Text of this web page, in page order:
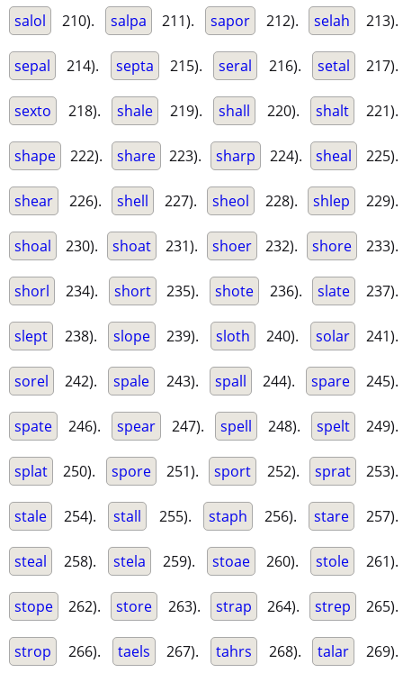
salol 210). salpa 211). sapor 212). selah 213).
sepal 214). septa 215). seral 216). setal 217).
sexto 218). shale 219). shall 220). shalt 221).
shape 222). share 223). sharp 224). sheal 225).
shear 226). shell 227). sheol 228). shlep 229).
shoal 230). shoat 231). shoer 232). shore 233).
shorl 234). short 235). shote 236). slate 237).
slept 238). slope 239). sloth 240). solar 241).
sorel 242). spale 243). spall 244). spare 245).
spate 246). spear 247). spell 248). spelt 249).
splat 250). spore 251). sport 252). sprat 253).
stale 254). stall 255). staph 256). stare 257).
steal 258). stela 259). stoae 260). stole 261).
stope 262). store 263). strap 264). strep 265).
strop 266). taels 267). tahrs 268). talar 269).